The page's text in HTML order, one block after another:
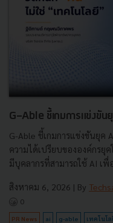
G-Able ชี้เกมการแข่งขัน
G-Able ชี้เกมการแข่งขันยุค
ความได้เปรียบขององค์กรยุ
มีบุคลากรที่สามารถใช้ AI เพื่
สิงหาคม 6, 2026 | By
0
PR News ai g-able เทคโนโล